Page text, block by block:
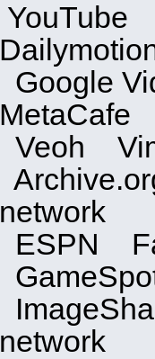
YouTube
Google
MetaCafe
Veoh
network
ESPN
network